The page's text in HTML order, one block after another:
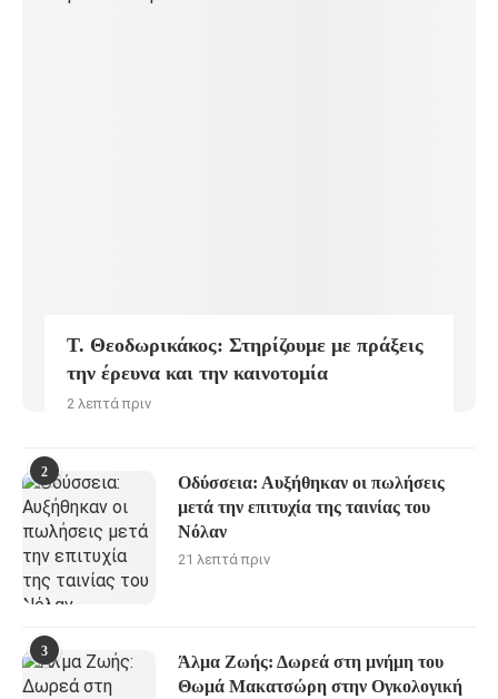
Τ. Θεοδωρικάκος: Στηρίζουμε με πράξεις
την έρευνα και την καινοτομία
2 λεπτά πριν
2
Οδύσσεια: Αυξήθηκαν οι πωλήσεις
μετά την επιτυχία της ταινίας του
Νόλαν
21 λεπτά πριν
3
Άλμα Ζωής: Δωρεά στη μνήμη του
Θωμά Μακατσώρη στην Ογκολογική